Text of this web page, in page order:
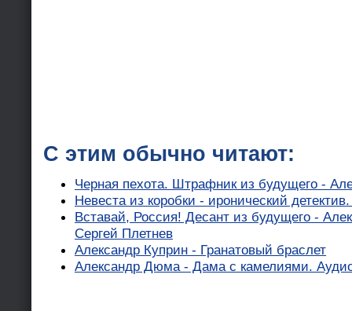
С этим обычно читают:
Черная пехота. Штрафник из будущего -
Невеста из коробки - иронический
Вставай, Россия! Десант из будущего -
Сергей Плетнев
Александр Куприн - Гранатовый браслет
Александр Дюма - Дама с камелиями.